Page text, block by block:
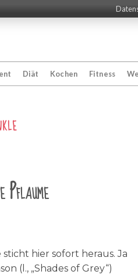
Diät Kochen Fitness
hier sofort heraus. Ja
(l., „Shades of Grey“)